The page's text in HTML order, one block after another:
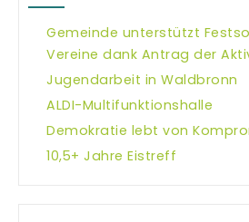
Gemeinde unterstützt
Vereine dank Antrag der
Jugendarbeit in Waldbronn
ALDI-Multifunktionshalle
Demokratie lebt von
10,5+ Jahre Eistreff